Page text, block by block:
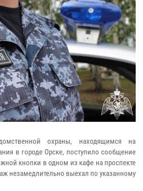
охраны, находящимся на
в городе Орске, поступило сообщение
кнопки в одном из кафе на проспекте
незамедлительно выехал по указанному